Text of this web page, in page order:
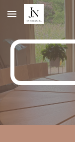
Skip to main content